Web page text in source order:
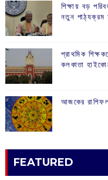
শিক্ষায় বড়
নতুন পাঠ্যক্রম
প্রাথমিক
কলকাতা
আজকের
FEATURED